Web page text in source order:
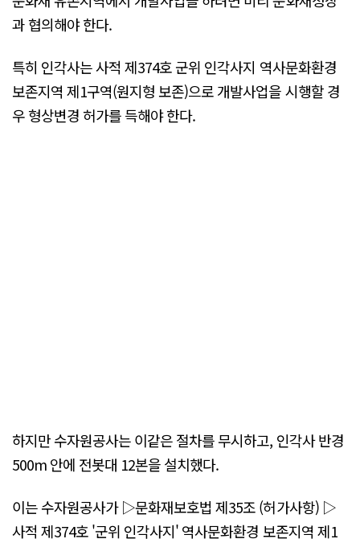
과 협의해야 한다.
특히 인각사는 사적 제374호 군위 인각사지 역사문화환경
보존지역 제1구역(원지형 보존)으로 개발사업을 시행할 경
우 형상변경 허가를 득해야 한다.
하지만 수자원공사는 이같은 절차를 무시하고, 인각사 반경
500m 안에 전봇대 12본을 설치했다.
이는 수자원공사가 ▷문화재보호법 제35조 (허가사항) ▷
사적 제374호 '군위 인각사지' 역사문화환경 보존지역 제1